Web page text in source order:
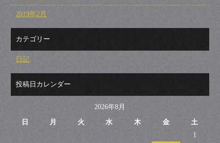
2019年2月
カテゴリー
日記
投稿日カレンダー
2026年8月
日 月 火 水 木 金 土
1